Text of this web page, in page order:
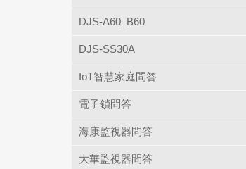
DJS-A60_B60
DJS-SS30A
IoT智慧家庭問答
電子鎖問答
海康監視器問答
大華監視器問答